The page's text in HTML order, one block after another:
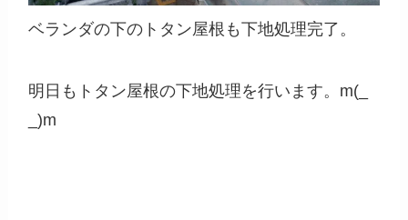
ベランダの下のトタン屋根も下地処理完了。
明日もトタン屋根の下地処理を行います。m(_
_)m